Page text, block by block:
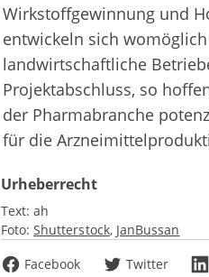
Wirkstoffgewinnung und
entwickeln sich
landwirtschaftliche
Projektabschluss, so
der Pharmabranche
für die
Urheberrecht
Text: ah
Foto: Shutterstock JanBussan
Facebook
Twitter